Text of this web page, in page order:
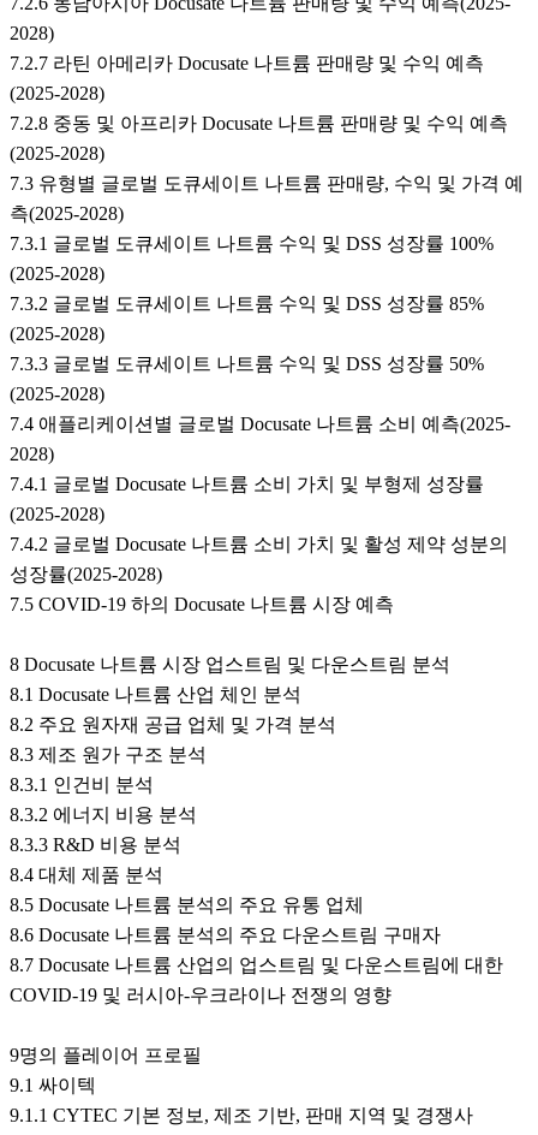
2028)
7.2.7 라틴 아메리카 Docusate 나트륨 판매량 및 수익 예측
(2025-2028)
7.2.8 중동 및 아프리카 Docusate 나트륨 판매량 및 수익 예측
(2025-2028)
7.3 유형별 글로벌 도큐세이트 나트륨 판매량, 수익 및 가격 예
측(2025-2028)
7.3.1 글로벌 도큐세이트 나트륨 수익 및 DSS 성장률 100%
(2025-2028)
7.3.2 글로벌 도큐세이트 나트륨 수익 및 DSS 성장률 85%
(2025-2028)
7.3.3 글로벌 도큐세이트 나트륨 수익 및 DSS 성장률 50%
(2025-2028)
7.4 애플리케이션별 글로벌 Docusate 나트륨 소비 예측(2025-
2028)
7.4.1 글로벌 Docusate 나트륨 소비 가치 및 부형제 성장률
(2025-2028)
7.4.2 글로벌 Docusate 나트륨 소비 가치 및 활성 제약 성분의
성장률(2025-2028)
7.5 COVID-19 하의 Docusate 나트륨 시장 예측
8 Docusate 나트륨 시장 업스트림 및 다운스트림 분석
8.1 Docusate 나트륨 산업 체인 분석
8.2 주요 원자재 공급 업체 및 가격 분석
8.3 제조 원가 구조 분석
8.3.1 인건비 분석
8.3.2 에너지 비용 분석
8.3.3 R&D 비용 분석
8.4 대체 제품 분석
8.5 Docusate 나트륨 분석의 주요 유통 업체
8.6 Docusate 나트륨 분석의 주요 다운스트림 구매자
8.7 Docusate 나트륨 산업의 업스트림 및 다운스트림에 대한
COVID-19 및 러시아-우크라이나 전쟁의 영향
9명의 플레이어 프로필
9.1 싸이텍
9.1.1 CYTEC 기본 정보, 제조 기반, 판매 지역 및 경쟁사